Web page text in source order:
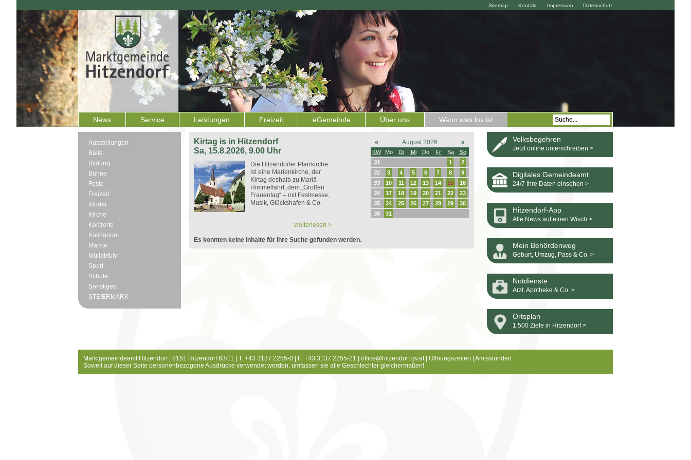
Datenschutz
Impressum
Kontakt
Sitemap
News Service Leistungen Freizeit eGemeinde Über uns Wann was los ist
Ausstellungen
Bälle
Bildung
Bühne
Feste
Freizeit
Kinder
Kirche
Konzerte
Kulinarium
Märkte
Müllabfuhr
Sport
Schule
Sonstiges
STEIERMARK
Kirtag is in Hitzendorf
Sa, 15.8.2026, 9.00 Uhr
Die Hitzendorfer Pfarrkirche
ist eine Marienkirche, der
Kirtag deshalb zu Mariä
Himmelfahrt, dem „Großen
Frauentag“ – mit Festmesse,
Musik, Glückshafen & Co.
weiterlesen >
« August 2026 »
KW Mo Di Mi Do Fr Sa
So
31
1
2
32
3 4 5 6 7 8
9
33
10 11 12 13 14 15
16
34
17 18 19 20 21 22
23
35
24 25 26 27 28 29
30
36
31
Es konnten keine Inhalte für Ihre Suche gefunden werden.
Volksbegehren
Jetzt online unterschreiben >
Digitales Gemeindeamt
24/7 Ihre Daten einsehen >
Hitzendorf-App
Alle News auf einen Wisch >
Mein Behördenweg
Geburt, Umzug, Pass & Co. >
Notdienste
Arzt, Apotheke & Co. >
Ortsplan
1.500 Ziele in Hitzendorf >
Marktgemeindeamt Hitzendorf | 8151 Hitzendorf 63/11 | T: +43 3137 2255-0 | F: +43 3137 2255-21 | office@hitzendorf.gv.at| Öffnungszeiten
Amtsstunden
Soweit auf dieser Seite personenbezogene Ausdrücke verwendet werden, umfassen sie alle Geschlechter gleichermaßen!